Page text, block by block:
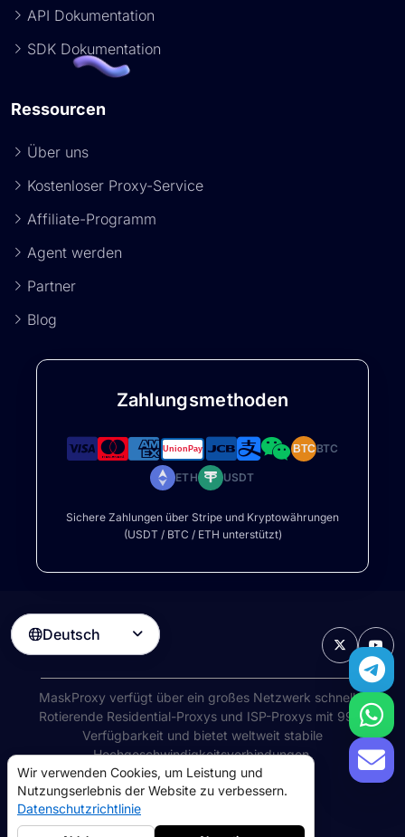
API Dokumentation
SDK Dokumentation
Ressourcen
Über uns
Kostenloser Proxy-Service
Affiliate-Programm
Agent werden
Partner
Blog
Zahlungsmethoden
BTCBTC
ETH USDT
Sichere Zahlungen über Stripe und Kryptowährungen
(USDT / BTC / ETH unterstützt)
Deutsch 
MaskProxy verfügt über ein großes Netzwerk schneller
Rotierende Residential-Proxys und ISP-Proxys mit 99%
Verfügbarkeit und bietet weltweit stabile
Hochgeschwindigkeitsverbindungen.
©2026AIWAY LIMITED. Alle Rechte vorbehalten.
Nutzungsbedingungen
RückerstattungsrichtlinieCookie-Richtlinie
Wir verwenden Cookies, um Leistung und
Nutzungserlebnis der Website zu verbessern.
Datenschutzrichtlinie